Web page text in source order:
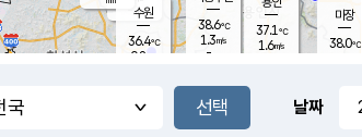
-mm
37.1℃
1.6m/s
마장
38.0℃
mm
38.6℃
1.3m/s
-
수원
36.4℃
0.8 m/s
날짜